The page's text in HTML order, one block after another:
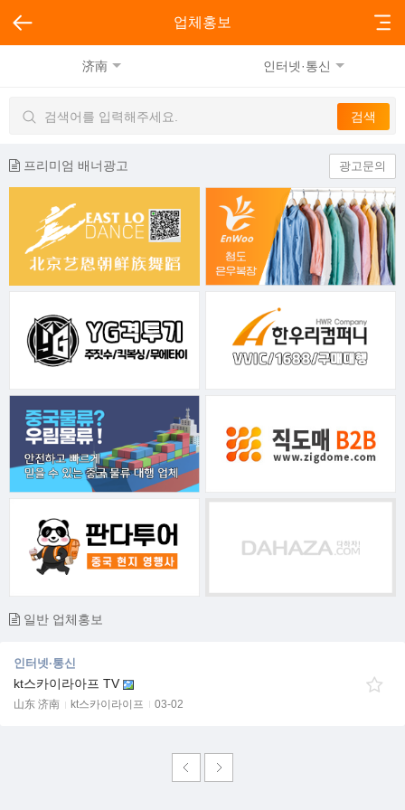
업체홍보
济南 인터넷·통신
프리미엄 배너광고 광고문의
일반 업체홍보
인터넷·통신
kt스카이라아프 TV
山东 济南 kt스카이라이프 03-02